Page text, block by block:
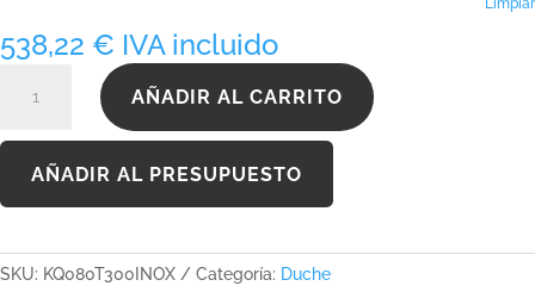
Limpiar
538,22 € IVA incluido
KQ080T300INOX
cantidad
AÑADIR AL CARRITO
AÑADIR AL PRESUPUESTO
SKU: KQ080T300INOX Categoría: Duche